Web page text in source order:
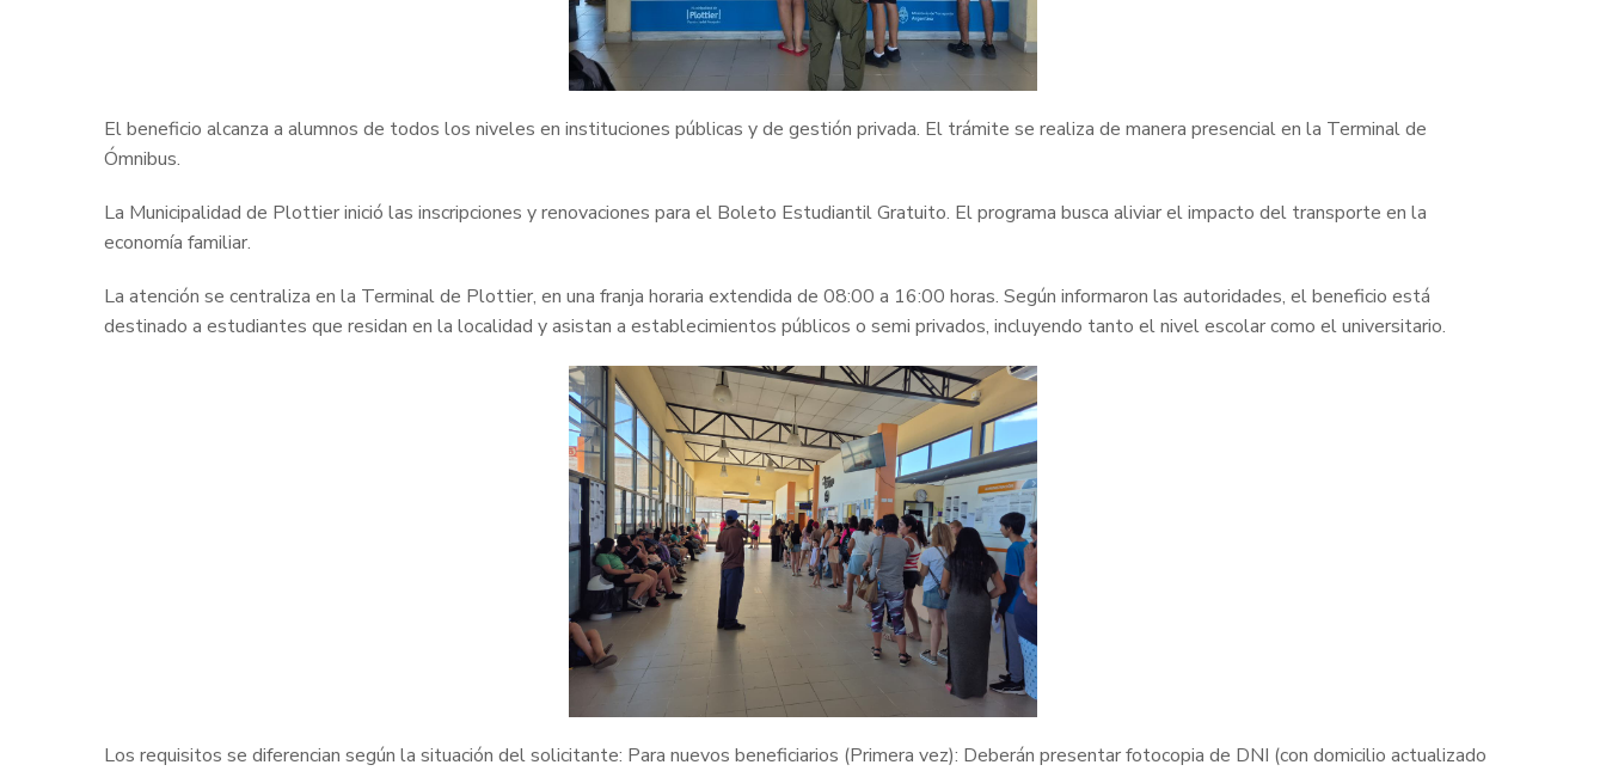
El beneficio alcanza a alumnos de todos los niveles en instituciones públicas y de gestión privada. El trámite se realiza de manera presencial en la Terminal de
Ómnibus.
La Municipalidad de Plottier inició las inscripciones y renovaciones para el Boleto Estudiantil Gratuito. El programa busca aliviar el impacto del transporte en la
economía familiar.
La atención se centraliza en la Terminal de Plottier, en una franja horaria extendida de 08:00 a 16:00 horas. Según informaron las autoridades, el beneficio está
destinado a estudiantes que residan en la localidad y asistan a establecimientos públicos o semi privados, incluyendo tanto el nivel escolar como el universitario.
Los requisitos se diferencian según la situación del solicitante: Para nuevos beneficiarios (Primera vez): Deberán presentar fotocopia de DNI (con domicilio actualizado